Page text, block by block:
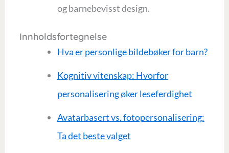
og barnebevisst design.
Innholdsfortegnelse
Hva er personlige bildebøker for barn?
Kognitiv vitenskap: Hvorfor
personalisering øker leseferdighet
Avatarbasert vs. fotopersonalisering:
Ta det beste valget